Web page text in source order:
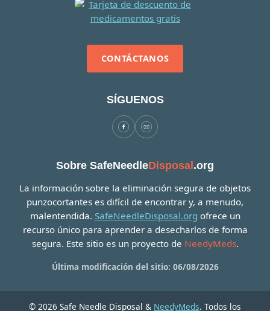
CONTÁCTANOS
SÍGUENOS
Sobre SafeNeedleDisposal.org
La información sobre la eliminación segura de objetos
punzocortantes es difícil de encontrar y, a menudo,
malentendida. SafeNeedleDisposal.org ofrece un
recurso único para aprender a desecharlos de forma
segura. Este sitio es un proyecto de NeedyMeds.
Última modificación del sitio: 06/08/2026
© 2026 Safe Needle Disposal & NeedyMeds. Todos los